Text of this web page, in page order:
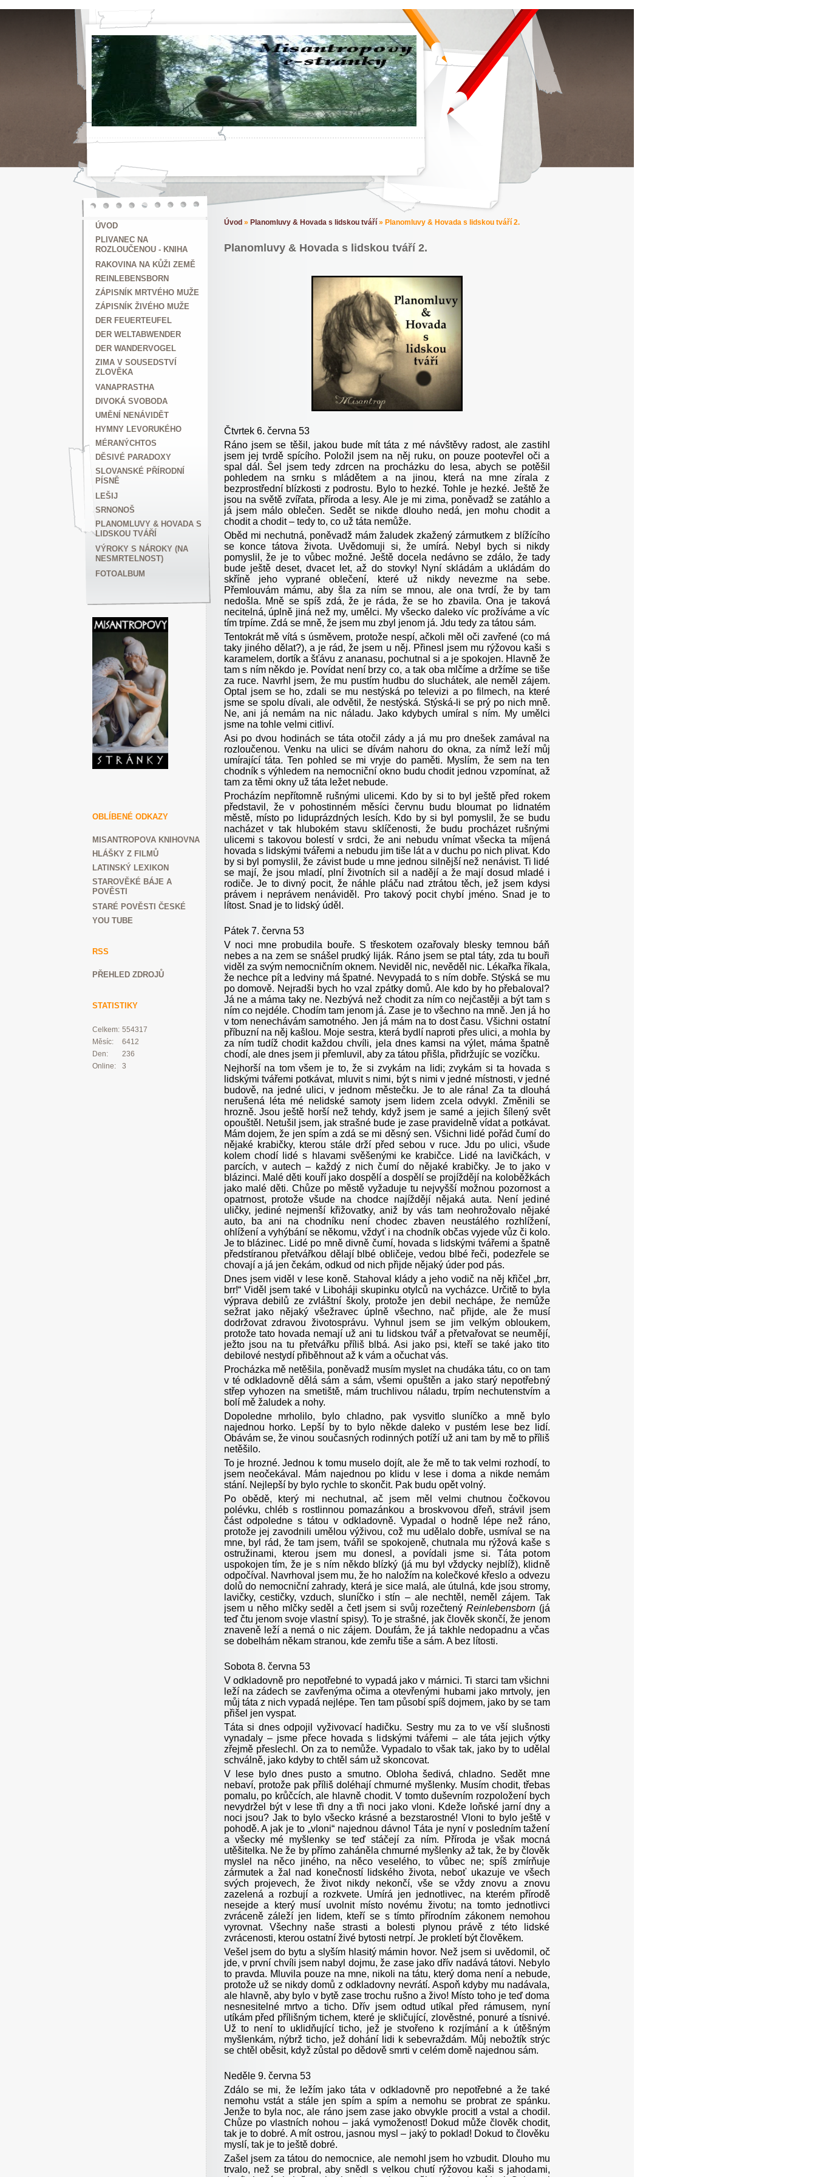
ÚVOD
PLIVANEC NA
ROZLOUČENOU - KNIHA
RAKOVINA NA KŮŽI ZEMĚ
REINLEBENSBORN
ZÁPISNÍK MRTVÉHO MUŽE
ZÁPISNÍK ŽIVÉHO MUŽE
DER FEUERTEUFEL
DER WELTABWENDER
DER WANDERVOGEL
ZIMA V SOUSEDSTVÍ
ZLOVĚKA
VANAPRASTHA
DIVOKÁ SVOBODA
UMĚNÍ NENÁVIDĚT
HYMNY LEVORUKÉHO
MÉRANÝCHTOS
DĚSIVÉ PARADOXY
SLOVANSKÉ PŘÍRODNÍ
PÍSNĚ
LEŠIJ
SRNONOŠ
PLANOMLUVY & HOVADA S
LIDSKOU TVÁŘÍ
VÝROKY S NÁROKY (NA
NESMRTELNOST)
FOTOALBUM
OBLÍBENÉ ODKAZY
MISANTROPOVA KNIHOVNA
HLÁŠKY Z FILMŮ
LATINSKÝ LEXIKON
STAROVĚKÉ BÁJE A
POVĚSTI
STARÉ POVĚSTI ČESKÉ
YOU TUBE
RSS
PŘEHLED ZDROJŮ
STATISTIKY
Online: 3
Celkem: 554317
Měsíc:
6412
Den:
236
Úvod » Planomluvy & Hovada s lidskou tváří» Planomluvy & Hovada s lidskou tváří 2.
Planomluvy & Hovada s lidskou tváří 2.
Čtvrtek 6. června 53
Ráno jsem se těšil, jakou bude mít táta z mé návštěvy radost, ale zastihl
jsem jej tvrdě spícího. Položil jsem na něj ruku, on pouze pootevřel oči a
spal dál. Šel jsem tedy zdrcen na procházku do lesa, abych se potěšil
pohledem na srnku s mládětem a na jinou, která na mne zírala z
bezprostřední blízkosti z podrostu. Bylo to hezké. Tohle je hezké. Ještě že
jsou na světě zvířata, příroda a lesy. Ale je mi zima, poněvadž se zatáhlo a
já jsem málo oblečen. Sedět se nikde dlouho nedá, jen mohu chodit a
chodit a chodit – tedy to, co už táta nemůže.
Oběd mi nechutná, poněvadž mám žaludek zkažený zármutkem z blížícího
se konce tátova života. Uvědomuji si, že umírá. Nebyl bych si nikdy
pomyslil, že je to vůbec možné. Ještě docela nedávno se zdálo, že tady
bude ještě deset, dvacet let, až do stovky! Nyní skládám a ukládám do
skříně jeho vyprané oblečení, které už nikdy nevezme na sebe.
Přemlouvám mámu, aby šla za ním se mnou, ale ona tvrdí, že by tam
nedošla. Mně se spíš zdá, že je ráda, že se ho zbavila. Ona je taková
necitelná, úplně jiná než my, umělci. My všecko daleko víc prožíváme a víc
tím trpíme. Zdá se mně, že jsem mu zbyl jenom já. Jdu tedy za tátou sám.
Tentokrát mě vítá s úsměvem, protože nespí, ačkoli měl oči zavřené (co má
taky jiného dělat?), a je rád, že jsem u něj. Přinesl jsem mu rýžovou kaši s
karamelem, dortík a šťávu z ananasu, pochutnal si a je spokojen. Hlavně že
tam s ním někdo je. Povídat není brzy co, a tak oba mlčíme a držíme se tiše
za ruce. Navrhl jsem, že mu pustím hudbu do sluchátek, ale neměl zájem.
Optal jsem se ho, zdali se mu nestýská po televizi a po filmech, na které
jsme se spolu dívali, ale odvětil, že nestýská. Stýská-li se prý po nich mně.
Ne, ani já nemám na nic náladu. Jako kdybych umíral s ním. My umělci
jsme na tohle velmi citliví.
Asi po dvou hodinách se táta otočil zády a já mu pro dnešek zamával na
rozloučenou. Venku na ulici se dívám nahoru do okna, za nímž leží můj
umírající táta. Ten pohled se mi vryje do paměti. Myslím, že sem na ten
chodník s výhledem na nemocniční okno budu chodit jednou vzpomínat, až
tam za těmi okny už táta ležet nebude.
Procházím nepřítomně rušnými ulicemi. Kdo by si to byl ještě před rokem
představil, že v pohostinném měsíci červnu budu bloumat po lidnatém
městě, místo po liduprázdných lesích. Kdo by si byl pomyslil, že se budu
nacházet v tak hlubokém stavu sklíčenosti, že budu procházet rušnými
ulicemi s takovou bolestí v srdci, že ani nebudu vnímat všecka ta míjená
hovada s lidskými tvářemi a nebudu jim tiše lát a v duchu po nich plivat. Kdo
by si byl pomyslil, že závist bude u mne jednou silnější než nenávist. Ti lidé
se mají, že jsou mladí, plní životních sil a nadějí a že mají dosud mladé i
rodiče. Je to divný pocit, že náhle pláču nad ztrátou těch, jež jsem kdysi
právem i neprávem nenáviděl. Pro takový pocit chybí jméno. Snad je to
lítost. Snad je to lidský úděl.
Pátek 7. června 53
V noci mne probudila bouře. S třeskotem ozařovaly blesky temnou báň
nebes a na zem se snášel prudký liják. Ráno jsem se ptal táty, zda tu bouři
viděl za svým nemocničním oknem. Neviděl nic, nevěděl nic. Lékařka říkala,
že nechce pít a ledviny má špatné. Nevypadá to s ním dobře. Stýská se mu
po domově. Nejradši bych ho vzal zpátky domů. Ale kdo by ho přebaloval?
Já ne a máma taky ne. Nezbývá než chodit za ním co nejčastěji a být tam s
ním co nejdéle. Chodím tam jenom já. Zase je to všechno na mně. Jen já ho
v tom nenechávám samotného. Jen já mám na to dost času. Všichni ostatní
příbuzní na něj kašlou. Moje sestra, která bydlí naproti přes ulici, a mohla by
za ním tudíž chodit každou chvíli, jela dnes kamsi na výlet, máma špatně
chodí, ale dnes jsem ji přemluvil, aby za tátou přišla, přidržujíc se vozíčku.
Nejhorší na tom všem je to, že si zvykám na lidi; zvykám si ta hovada s
lidskými tvářemi potkávat, mluvit s nimi, být s nimi v jedné místnosti, v jedné
budově, na jedné ulici, v jednom městečku. Je to ale rána! Za ta dlouhá
nerušená léta mé nelidské samoty jsem lidem zcela odvykl. Změnili se
hrozně. Jsou ještě horší než tehdy, když jsem je samé a jejich šílený svět
opouštěl. Netušil jsem, jak strašné bude je zase pravidelně vídat a potkávat.
Mám dojem, že jen spím a zdá se mi děsný sen. Všichni lidé pořád čumí do
nějaké krabičky, kterou stále drží před sebou v ruce. Jdu po ulici, všude
kolem chodí lidé s hlavami svěšenými ke krabičce. Lidé na lavičkách, v
parcích, v autech – každý z nich čumí do nějaké krabičky. Je to jako v
blázinci. Malé děti kouří jako dospělí a dospělí se projíždějí na koloběžkách
jako malé děti. Chůze po městě vyžaduje tu nejvyšší možnou pozornost a
opatrnost, protože všude na chodce najíždějí nějaká auta. Není jediné
uličky, jediné nejmenší křižovatky, aniž by vás tam neohrožovalo nějaké
auto, ba ani na chodníku není chodec zbaven neustálého rozhlížení,
ohlížení a vyhýbání se někomu, vždyť i na chodník občas vyjede vůz či kolo.
Je to blázinec. Lidé po mně divně čumí, hovada s lidskými tvářemi a špatně
předstíranou přetvářkou dělají blbé obličeje, vedou blbé řeči, podezřele se
chovají a já jen čekám, odkud od nich přijde nějaký úder pod pás.
Dnes jsem viděl v lese koně. Stahoval klády a jeho vodič na něj křičel „brr,
brr!“ Viděl jsem také v Liboháji skupinku otylců na vycházce. Určitě to byla
výprava debilů ze zvláštní školy, protože jen debil nechápe, že nemůže
sežrat jako nějaký všežravec úplně všechno, nač přijde, ale že musí
dodržovat zdravou životosprávu. Vyhnul jsem se jim velkým obloukem,
protože tato hovada nemají už ani tu lidskou tvář a přetvařovat se neumějí,
ježto jsou na tu přetvářku příliš blbá. Asi jako psi, kteří se také jako tito
debilové nestydí přiběhnout až k vám a očuchat vás.
Procházka mě netěšila, poněvadž musím myslet na chudáka tátu, co on tam
v té odkladovně dělá sám a sám, všemi opuštěn a jako starý nepotřebný
střep vyhozen na smetiště, mám truchlivou náladu, trpím nechutenstvím a
bolí mě žaludek a nohy.
Dopoledne mrholilo, bylo chladno, pak vysvitlo sluníčko a mně bylo
najednou horko. Lepší by to bylo někde daleko v pustém lese bez lidí.
Obávám se, že vinou současných rodinných potíží už ani tam by mě to příliš
netěšilo.
To je hrozné. Jednou k tomu muselo dojít, ale že mě to tak velmi rozhodí, to
jsem neočekával. Mám najednou po klidu v lese i doma a nikde nemám
stání. Nejlepší by bylo rychle to skončit. Pak budu opět volný.
Po obědě, který mi nechutnal, ač jsem měl velmi chutnou čočkovou
polévku, chléb s rostlinnou pomazánkou a broskvovou dřeň, strávil jsem
část odpoledne s tátou v odkladovně. Vypadal o hodně lépe než ráno,
protože jej zavodnili umělou výživou, což mu udělalo dobře, usmíval se na
mne, byl rád, že tam jsem, tvářil se spokojeně, chutnala mu rýžová kaše s
ostružinami, kterou jsem mu donesl, a povídali jsme si. Táta potom
uspokojen tím, že je s ním někdo blízký (já mu byl vždycky nejblíž), klidně
odpočíval. Navrhoval jsem mu, že ho naložím na kolečkové křeslo a odvezu
dolů do nemocniční zahrady, která je sice malá, ale útulná, kde jsou stromy,
lavičky, cestičky, vzduch, sluníčko i stín – ale nechtěl, neměl zájem. Tak
jsem u něho mlčky seděl a četl jsem si svůj rozečtený Reinlebensborn (já
teď čtu jenom svoje vlastní spisy). To je strašné, jak člověk skončí, že jenom
znaveně leží a nemá o nic zájem. Doufám, že já takhle nedopadnu a včas
se dobelhám někam stranou, kde zemřu tiše a sám. A bez lítosti.
Sobota 8. června 53
V odkladovně pro nepotřebné to vypadá jako v márnici. Ti starci tam všichni
leží na zádech se zavřenýma očima a otevřenými hubami jako mrtvoly, jen
můj táta z nich vypadá nejlépe. Ten tam působí spíš dojmem, jako by se tam
přišel jen vyspat.
Táta si dnes odpojil vyživovací hadičku. Sestry mu za to ve vší slušnosti
vynadaly – jsme přece hovada s lidskými tvářemi – ale táta jejich výtky
zřejmě přeslechl. On za to nemůže. Vypadalo to však tak, jako by to udělal
schválně, jako kdyby to chtěl sám už skoncovat.
V lese bylo dnes pusto a smutno. Obloha šedivá, chladno. Sedět mne
nebaví, protože pak příliš doléhají chmurné myšlenky. Musím chodit, třebas
pomalu, po krůčcích, ale hlavně chodit. V tomto duševním rozpoložení bych
nevydržel být v lese tři dny a tři noci jako vloni. Kdeže loňské jarní dny a
noci jsou? Jak to bylo všecko krásné a bezstarostné! Vloni to bylo ještě v
pohodě. A jak je to „vloni“ najednou dávno! Táta je nyní v posledním tažení
a všecky mé myšlenky se teď stáčejí za ním. Příroda je však mocná
utěšitelka. Ne že by přímo zaháněla chmurné myšlenky až tak, že by člověk
myslel na něco jiného, na něco veselého, to vůbec ne; spíš zmírňuje
zármutek a žal nad konečností lidského života, neboť ukazuje ve všech
svých projevech, že život nikdy nekončí, vše se vždy znovu a znovu
zazelená a rozbují a rozkvete. Umírá jen jednotlivec, na kterém přírodě
nesejde a který musí uvolnit místo novému životu; na tomto jednotlivci
zvráceně záleží jen lidem, kteří se s tímto přírodním zákonem nemohou
vyrovnat. Všechny naše strasti a bolesti plynou právě z této lidské
zvrácenosti, kterou ostatní živé bytosti netrpí. Je prokletí být člověkem.
Vešel jsem do bytu a slyším hlasitý mámin hovor. Než jsem si uvědomil, oč
jde, v první chvíli jsem nabyl dojmu, že zase jako dřív nadává tátovi. Nebylo
to pravda. Mluvila pouze na mne, nikoli na tátu, který doma není a nebude,
protože už se nikdy domů z odkladovny nevrátí. Aspoň kdyby mu nadávala,
ale hlavně, aby bylo v bytě zase trochu rušno a živo! Místo toho je teď doma
nesnesitelné mrtvo a ticho. Dřív jsem odtud utíkal před rámusem, nyní
utíkám před přílišným tichem, které je skličující, zlověstné, ponuré a tísnivé.
Už to není to uklidňující ticho, jež je stvořeno k rozjímání a k útěšným
myšlenkám, nýbrž ticho, jež dohání lidi k sebevraždám. Můj nebožtík strýc
se chtěl oběsit, když zůstal po dědově smrti v celém domě najednou sám.
Neděle 9. června 53
Zdálo se mi, že ležím jako táta v odkladovně pro nepotřebné a že také
nemohu vstát a stále jen spím a spím a nemohu se probrat ze spánku.
Jenže to byla noc, ale ráno jsem zase jako obvykle procitl a vstal a chodil.
Chůze po vlastních nohou – jaká vymoženost! Dokud může člověk chodit,
tak je to dobré. A mít ostrou, jasnou mysl – jaký to poklad! Dokud to člověku
myslí, tak je to ještě dobré.
Zašel jsem za tátou do nemocnice, ale nemohl jsem ho vzbudit. Dlouho mu
trvalo, než se probral, aby snědl s velkou chutí rýžovou kaši s jahodami,